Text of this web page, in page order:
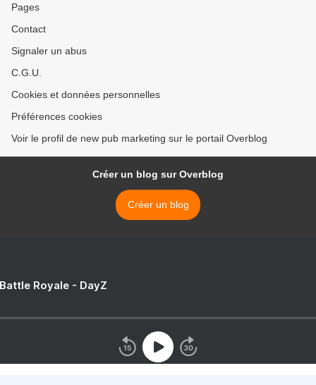
Pages
Contact
Signaler un abus
C.G.U.
Cookies et données personnelles
Préférences cookies
Voir le profil de new pub marketing sur le portail Overblog
Créer un blog sur Overblog
Créer un blog
Royale - DayZ